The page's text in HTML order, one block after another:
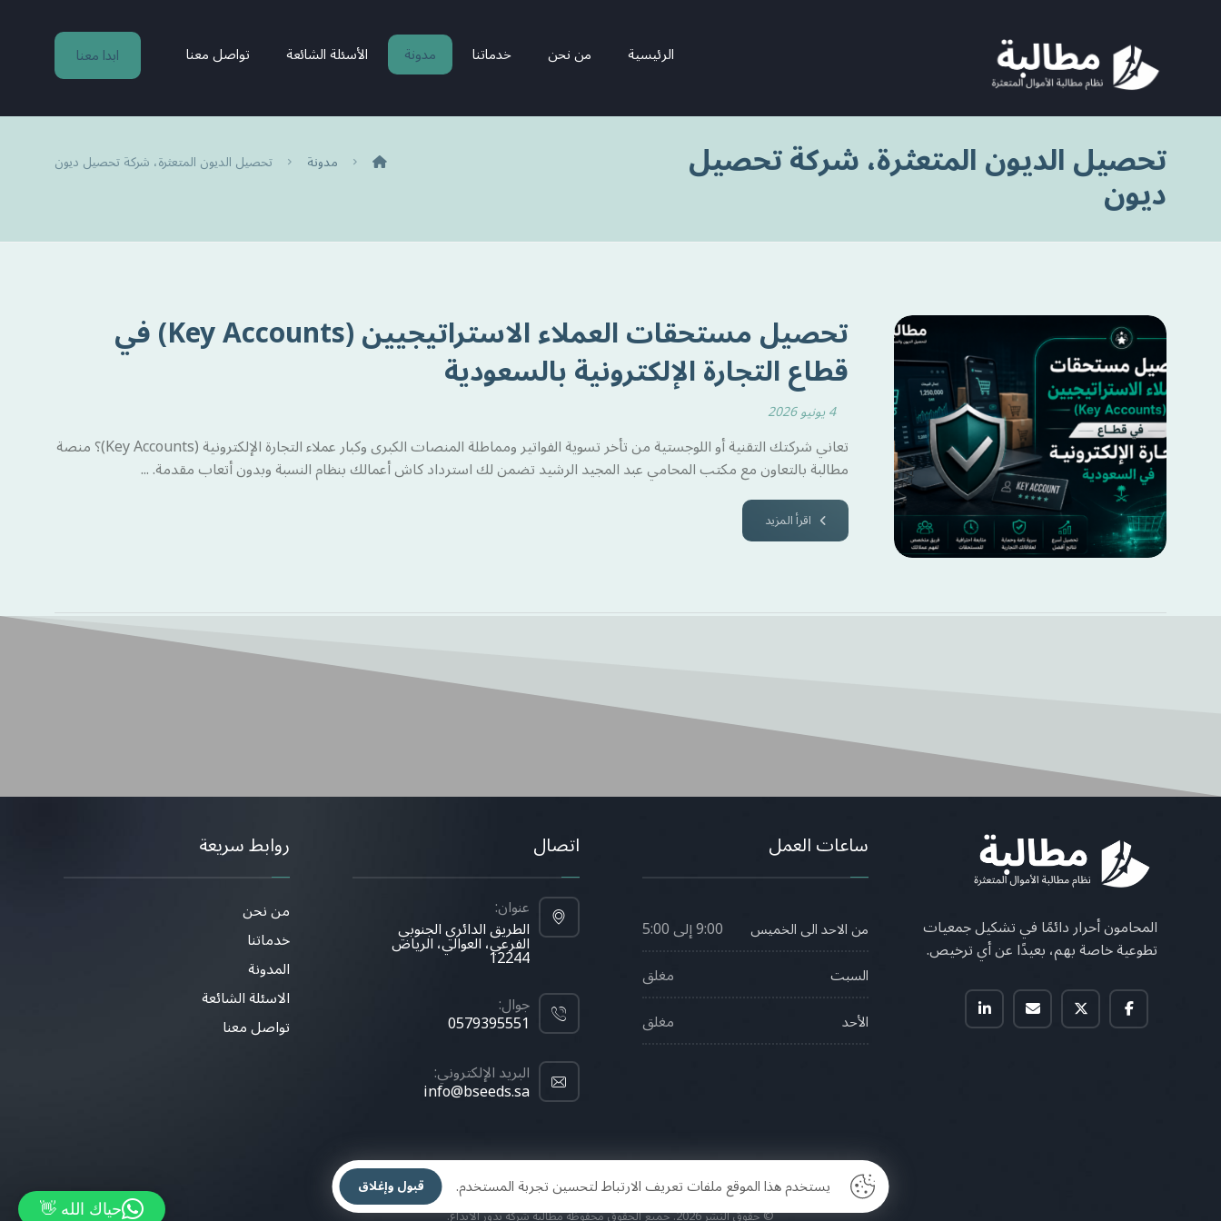
ابدا معنا الرئيسية من نحن خدماتنا مدونة الأسئلة الشائعة تواصل معنا
تحصيل الديون المتعثرة، شركة تحصيل
ديون
مدونة تحصيل الديون المتعثرة، شركة تحصيل ديون
تحصيل مستحقات العملاء الاستراتيجيين (Key Accounts) في
قطاع التجارة الإلكترونية بالسعودية
4 يونيو 2026
تعاني شركتك التقنية أو اللوجستية من تأخر تسوية الفواتير ومماطلة المنصات الكبرى وكبار عملاء التجارة الإلكترونية (Key Accounts)؟ منصة
مطالبة بالتعاون مع مكتب المحامي عبد المجيد الرشيد تضمن لك استرداد كاش أعمالك بنظام النسبة وبدون أتعاب مقدمة. ...
اقرأ المزيد
المحامون أحرار دائمًا في تشكيل جمعيات
تطوعية خاصة بهم، بعيدًا عن أي ترخيص.
ساعات العمل
من الاحد الى الخميس 9:00 إلى 5:00
السبت مغلق
الأحد مغلق
اتصال
عنوان:
الطريق الدائري الجنوبي
الفرعي، العوالي، الرياض
12244
جوال:
0579395551
البريد الإلكتروني:
info@bseeds.sa
روابط سريعة
من نحن
خدماتنا
المدونة
الاسئلة الشائعة
تواصل معنا
يستخدم هذا الموقع ملفات تعريف الارتباط لتحسين تجربة المستخدم. قبول وإغلاق
حياك الله 👋